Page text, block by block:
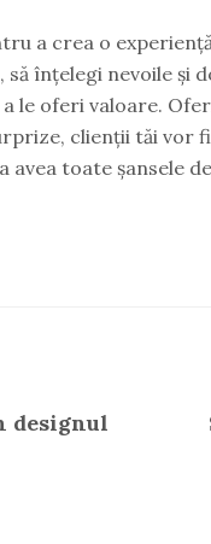
a crea o
înțelegi nevoile și
le oferi valoare.
clienții tăi vor
avea toate șansele
designul